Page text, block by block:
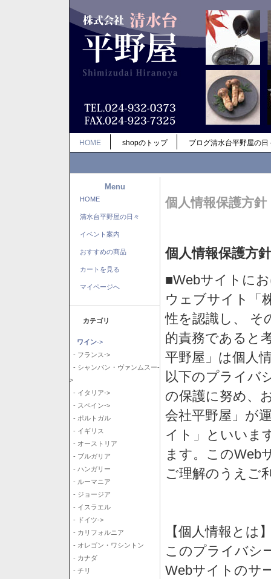
HOME shopのトップ ブログ清水台平野屋の日
Menu
HOME
清水台平野屋の日々
イベント案内
おすすめの商品
カートを見る
マイページへ
カテゴリ
ワイン->
- フランス->
- シャンパン・ヴァンムスー-
>
- イタリア->
- スペイン->
- ポルトガル
- イギリス
- オーストリア
- ブルガリア
- ハンガリー
- ルーマニア
- ジョージア
- イスラエル
- ドイツ->
- カリフォルニア
- オレゴン・ワシントン
- カナダ
- チリ
個人情報保護方針
個人情報保護方針
■Webサイトに
ウェブサイト「
性を認識し、 そ
的責務であると
平野屋」は個人
以下のプライバ
の保護に努め、
会社平野屋」が
イト」といいま
ます。このWeb
ご理解のうえご
【個人情報とは
このプライバシ
Webサイトのサ